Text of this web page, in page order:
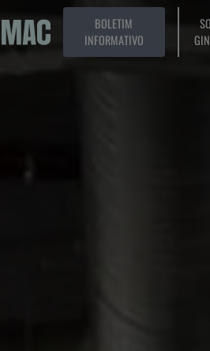
BOLETIM
INFORMATIVO